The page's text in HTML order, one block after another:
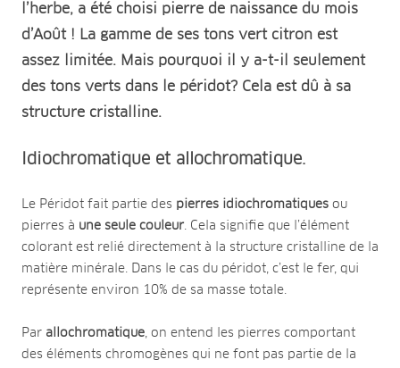
l’herbe, a été choisi pierre de naissance du mois
d’Août ! La gamme de ses tons vert citron est
assez limitée. Mais pourquoi il y a-t-il seulement
des tons verts dans le péridot? Cela est dû à sa
structure cristalline.
Idiochromatique et allochromatique.
Le Péridot fait partie des pierres idiochromatiques ou
pierres à une seule couleur . Cela signifie que l’élément
colorant est relié directement à la structure cristalline de la
matière minérale. Dans le cas du péridot, c’est le fer, qui
représente environ 10% de sa masse totale.
Par allochromatique , on entend les pierres comportant
des éléments chromogènes qui ne font pas partie de la